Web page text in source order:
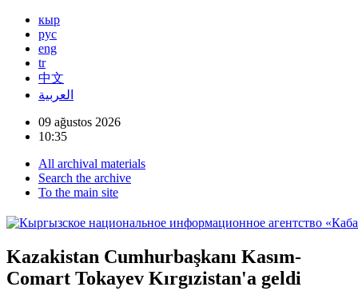
кыр
рус
eng
tr
中文
العربية
09 ağustos 2026
10:35
All archival materials
Search the archive
To the main site
Kazakistan Cumhurbaşkanı Kasım-
Comart Tokayev Kırgızistan'a geldi